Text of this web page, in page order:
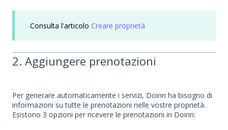
Consulta l'articolo Creare proprietà
2. Aggiungere prenotazioni
Per generare automaticamente i servizi, Doinn ha bisogno di
informazioni su tutte le prenotazioni nelle vostre proprietà.
Esistono 3 opzioni per ricevere le prenotazioni in Doinn: